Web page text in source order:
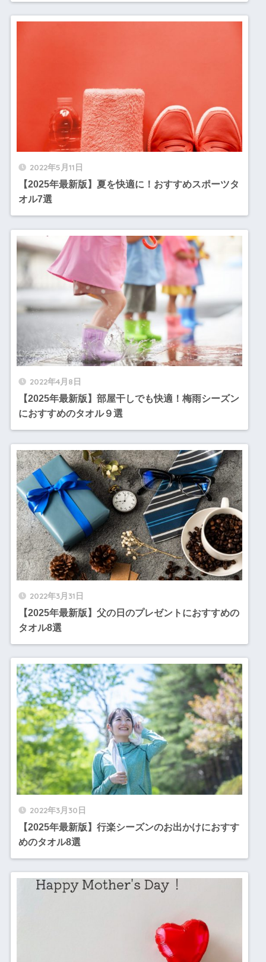
2022年5月11日
【2025年最新版】夏を快適に！おすすめスポーツタ
オル7選
2022年4月8日
【2025年最新版】部屋干しでも快適！梅雨シーズン
におすすめのタオル９選
2022年3月31日
【2025年最新版】父の日のプレゼントにおすすめの
タオル8選
2022年3月30日
【2025年最新版】行楽シーズンのお出かけにおすす
めのタオル8選